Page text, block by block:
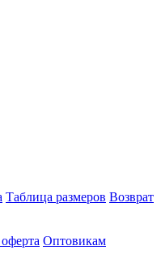
Таблица размеров Возврат
Оптовикам